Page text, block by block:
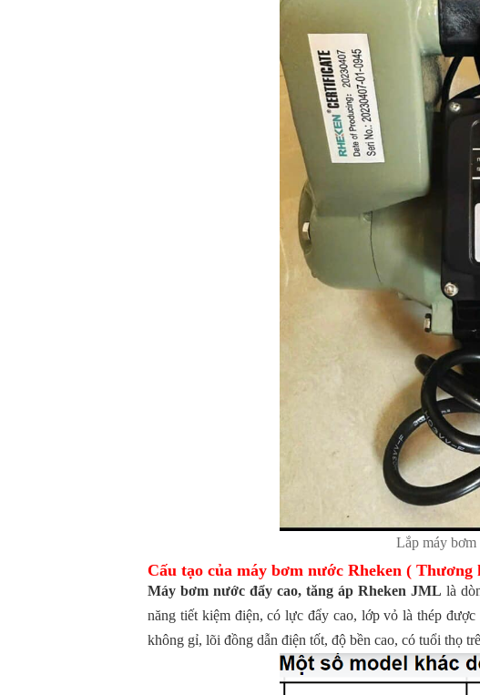
Lắp máy
Cấu tạo của máy bơm nước Rheken ( Thương
Máy bơm nước đẩy cao, tăng áp Rheken JML là
năng tiết kiệm điện, có lực đẩy cao, lớp vỏ là thép
không gỉ, lõi đồng dẫn điện tốt, độ bền cao, có tuổi thọ